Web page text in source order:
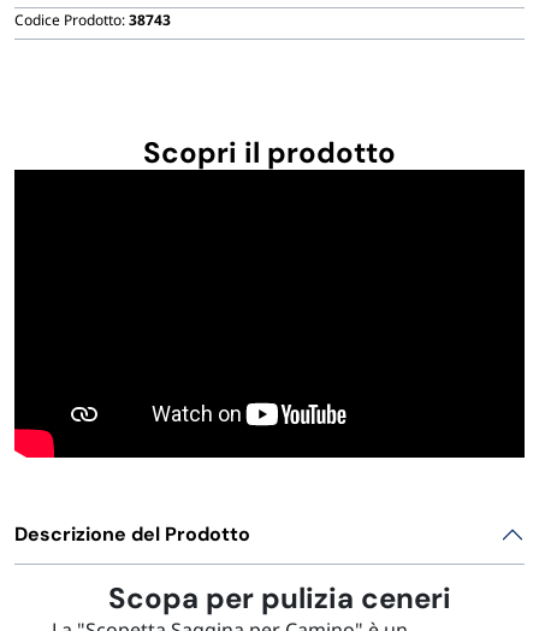
Codice Prodotto:38743
Scopri il prodotto
Descrizione del Prodotto
Scopa per pulizia ceneri